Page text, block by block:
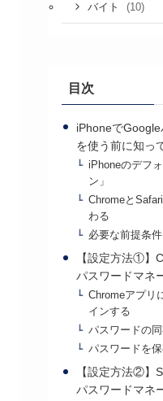
バイト (10)
目次
iPhoneで
を使う前に知っ
iPhoneのデフ
ン」
Chromeと
わる
必要な前提条件
【設定方法①】
パスワードマネ
Chromeアプリ
インする
パスワードの
パスワードを
【設定方法②】
パスワードマネ